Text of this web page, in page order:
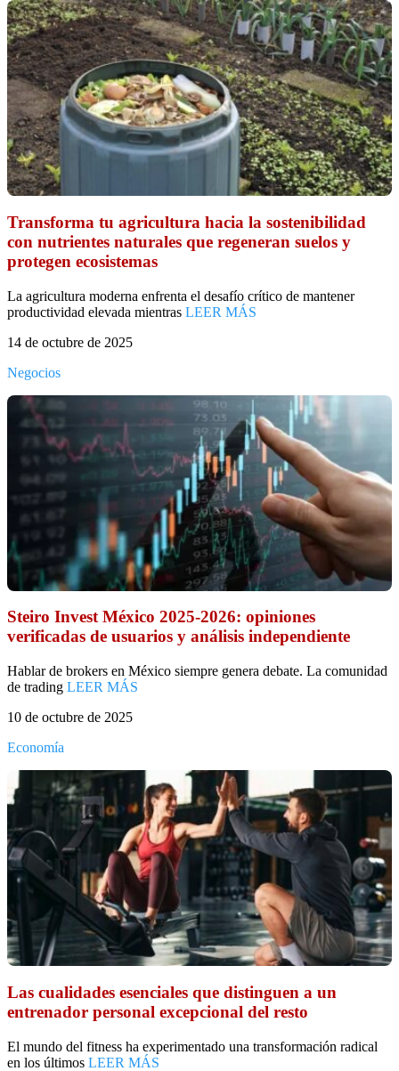
Transforma tu agricultura hacia la sostenibilidad
con nutrientes naturales que regeneran suelos y
protegen ecosistemas
La agricultura moderna enfrenta el desafío crítico de mantener
productividad elevada mientras LEER MÁS
14 de octubre de 2025
Negocios
Steiro Invest México 2025-2026: opiniones
verificadas de usuarios y análisis independiente
Hablar de brokers en México siempre genera debate. La comunidad
de trading LEER MÁS
10 de octubre de 2025
Economía
Las cualidades esenciales que distinguen a un
entrenador personal excepcional del resto
El mundo del fitness ha experimentado una transformación radical
en los últimos LEER MÁS